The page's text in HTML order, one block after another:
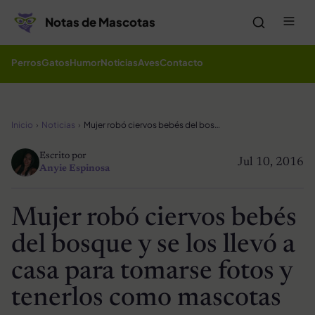
Notas de Mascotas
PerrosGatosHumorNoticiasAvesContacto
Inicio Noticias Mujer robó ciervos bebés del bosque y se los llevó a casa para tomarse fotos y tenerlos como mascotas
Jul 10, 2016
Escrito por
Anyie Espinosa
Mujer robó ciervos bebés
del bosque y se los llevó a
casa para tomarse fotos y
tenerlos como mascotas